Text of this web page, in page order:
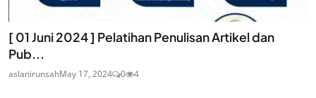
[ 01 Juni 2024 ] Pelatihan Penulisan Artikel dan
Pub...
aslanirunsahMay 17, 2024 0 4